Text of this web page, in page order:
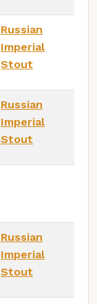
Russian
Imperial
Stout
Russian
Imperial
Stout
Russian
Imperial
Stout